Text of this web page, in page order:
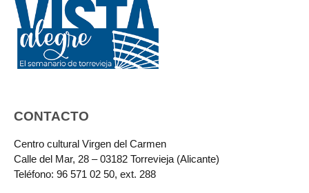
CONTACTO
Centro cultural Virgen del Carmen
Calle del Mar, 28 – 03182 Torrevieja (Alicante)
Teléfono: 96 571 02 50, ext. 288